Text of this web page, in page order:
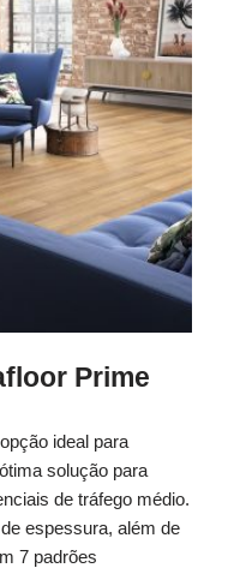
Prime
ideal para
solução para
de tráfego médio.
espessura, além de
7 padrões